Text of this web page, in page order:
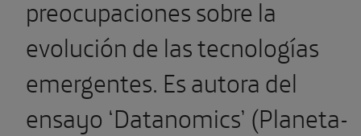
preocupaciones sobre la
evolución de las tecnologías
emergentes. Es autora del
ensayo ‘Datanomics’ (Planeta-